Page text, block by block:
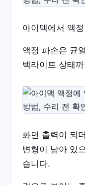
아이맥에서 액
액정 파손은 균
백라이트 상태
화면 출력이 되
변형이 남아 있
습니다.